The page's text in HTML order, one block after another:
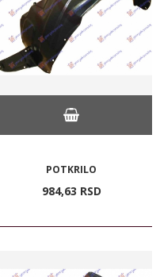
POTKRILO
984,63 RSD